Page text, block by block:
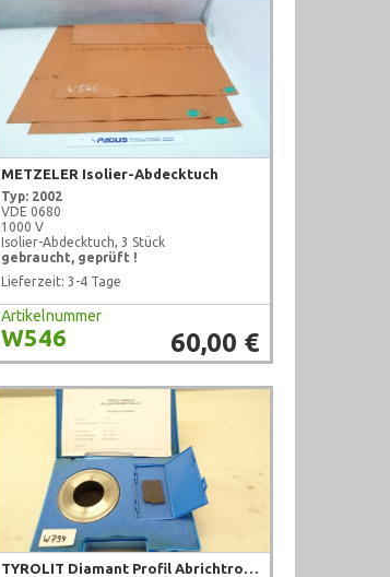
METZELER Isolier-Abdecktuch
Typ: 2002
VDE 0680
1000 V
Isolier-Abdecktuch, 3 Stück
gebraucht, geprüft !
Lieferzeit: 3-4 Tage
Artikelnummer
W546 60,00 €
TYROLIT Diamant Profil Abrichtrolle